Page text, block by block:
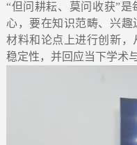
“但问耕耘、莫问收获”
心，要在知识范畴、兴趣
材料和论点上进行创新
稳定性，并回应当下学术